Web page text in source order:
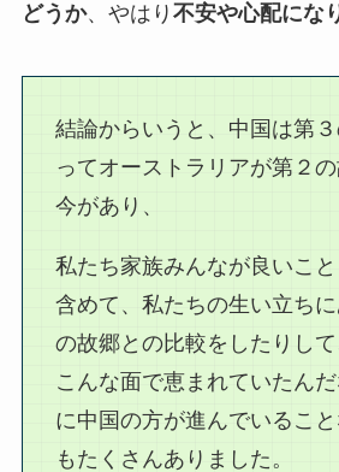
どうか、やはり 不安や心配にな
結論からいうと、中国は第
ってオーストラリアが第２
今があり、
私たち家族みんなが良いこ
含めて、私たちの生い立ち
の故郷との比較をしたりし
こんな面で恵まれていたん
に中国の方が進んでいるこ
もたくさんありました。